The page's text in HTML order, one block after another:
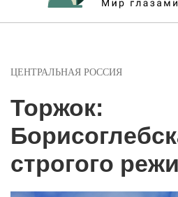
ЦЕНТРАЛЬНАЯ РОССИЯ
Торжок:
строгого